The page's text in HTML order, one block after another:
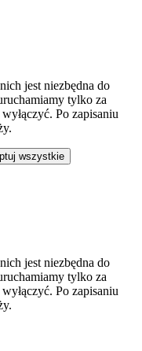
jest niezbędna do
tylko za
Po zapisaniu
wszystkie
jest niezbędna do
tylko za
Po zapisaniu